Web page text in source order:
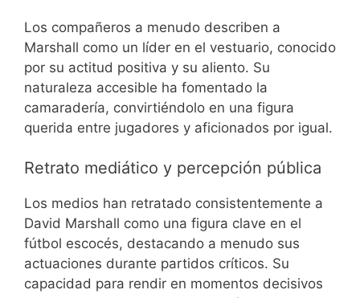
Los compañeros a menudo describen a
Marshall como un líder en el vestuario, conocido
por su actitud positiva y su aliento. Su
naturaleza accesible ha fomentado la
camaradería, convirtiéndolo en una figura
querida entre jugadores y aficionados por igual.
Retrato mediático y percepción pública
Los medios han retratado consistentemente a
David Marshall como una figura clave en el
fútbol escocés, destacando a menudo sus
actuaciones durante partidos críticos. Su
capacidad para rendir en momentos decisivos